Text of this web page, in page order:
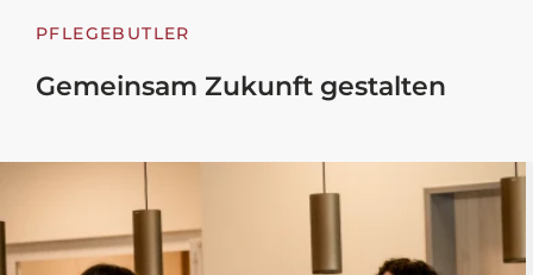
PFLEGEBUTLER
Gemeinsam Zukunft gestalten